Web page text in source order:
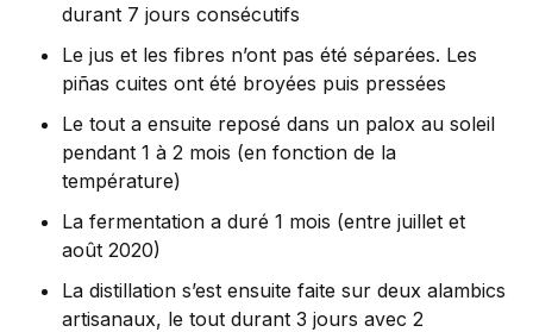
durant 7 jours consécutifs
Le jus et les fibres n’ont pas été séparées. Les
piñas cuites ont été broyées puis pressées
Le tout a ensuite reposé dans un palox au soleil
pendant 1 à 2 mois (en fonction de la
température)
La fermentation a duré 1 mois (entre juillet et
août 2020)
La distillation s’est ensuite faite sur deux alambics
artisanaux, le tout durant 3 jours avec 2